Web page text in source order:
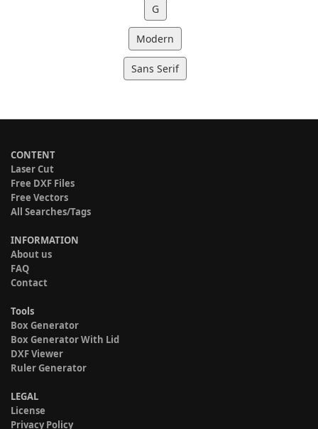
G
Modern
Sans Serif
CONTENT
Laser Cut
Free DXF Files
Free Vectors
All Searches/Tags
INFORMATION
About us
FAQ
Contact
Tools
Box Generator
Box Generator With Lid
DXF Viewer
Ruler Generator
LEGAL
License
Privacy Policy